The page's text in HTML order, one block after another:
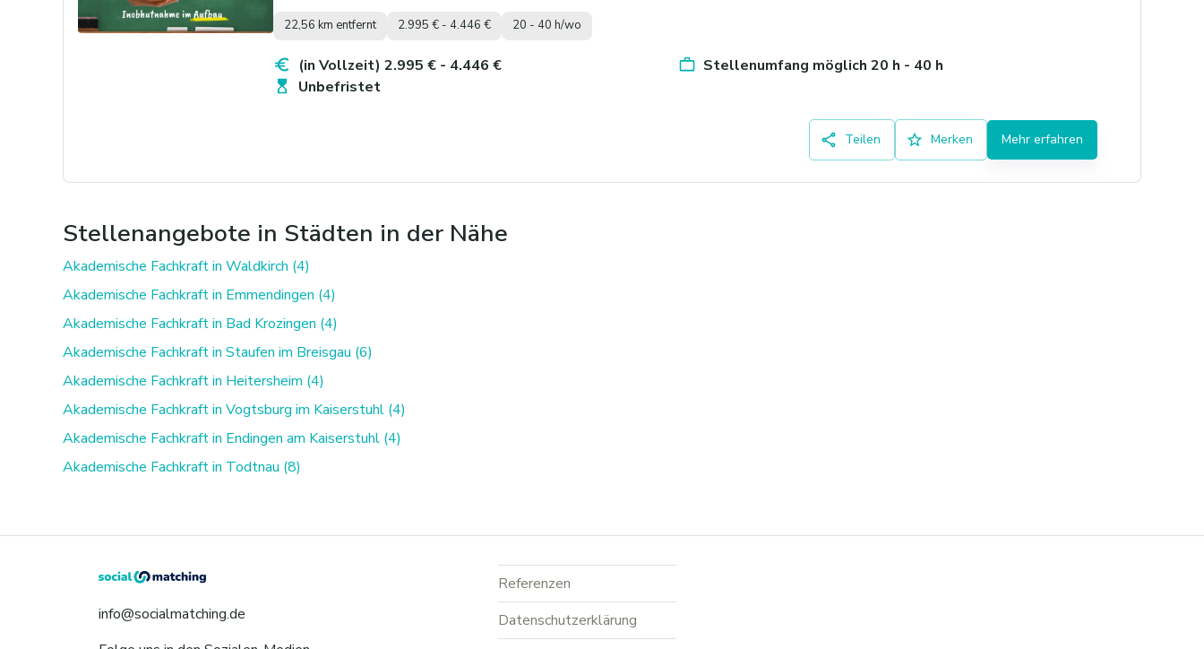
22,56 km entfernt 2.995 € - 4.446 € 20 - 40 h/wo
(in Vollzeit) 2.995 € - 4.446 €
Stellenumfang möglich 20 h - 40 h
Unbefristet
Teilen Merken Mehr erfahren
Stellenangebote in Städten in der Nähe
Akademische Fachkraft in Waldkirch (4)
Akademische Fachkraft in Emmendingen (4)
Akademische Fachkraft in Bad Krozingen (4)
Akademische Fachkraft in Staufen im Breisgau (6)
Akademische Fachkraft in Heitersheim (4)
Akademische Fachkraft in Vogtsburg im Kaiserstuhl (4)
Akademische Fachkraft in Endingen am Kaiserstuhl (4)
Akademische Fachkraft in Todtnau (8)
info@socialmatching.de
Referenzen
Datenschutzerklärung